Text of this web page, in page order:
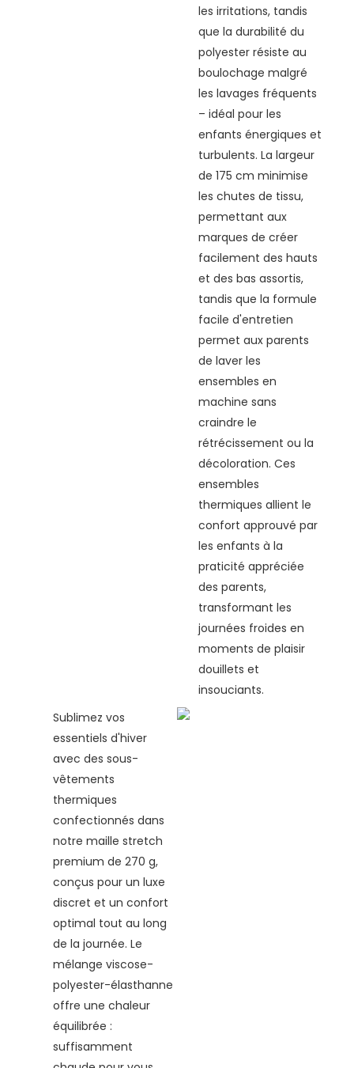
les irritations, tandis
que la durabilité du
polyester résiste au
boulochage malgré
les lavages fréquents
– idéal pour les
enfants énergiques et
turbulents. La largeur
de 175 cm minimise
les chutes de tissu,
permettant aux
marques de créer
facilement des hauts
et des bas assortis,
tandis que la formule
facile d'entretien
permet aux parents
de laver les
ensembles en
machine sans
craindre le
rétrécissement ou la
décoloration. Ces
ensembles
thermiques allient le
confort approuvé par
les enfants à la
praticité appréciée
des parents,
transformant les
journées froides en
moments de plaisir
douillets et
insouciants.
Sublimez vos
essentiels d'hiver
avec des sous-
vêtements
thermiques
confectionnés dans
notre maille stretch
premium de 270 g,
conçus pour un luxe
discret et un confort
optimal tout au long
de la journée. Le
mélange viscose-
polyester-élasthanne
offre une chaleur
équilibrée :
suffisamment